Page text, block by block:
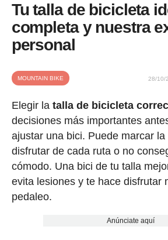
Tu talla de bicicleta
completa y nuestra
personal
MOUNTAIN BIKE 28/10/
Elegir la talla de bicicleta
decisiones más importantes
ajustar una bici. Puede marcar
disfrutar de cada ruta o no
cómodo. Una bici de tu talla
evita lesiones y te hace disfrutar
pedaleo.
Anúnciate aquí